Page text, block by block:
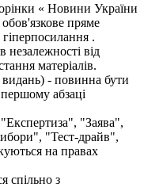
« Новини України
обов'язкове пряме
.
від
матеріалів.
видань) - повинна бути
абзаці
"Заява",
"Тест-драйв",
на правах
спільно з